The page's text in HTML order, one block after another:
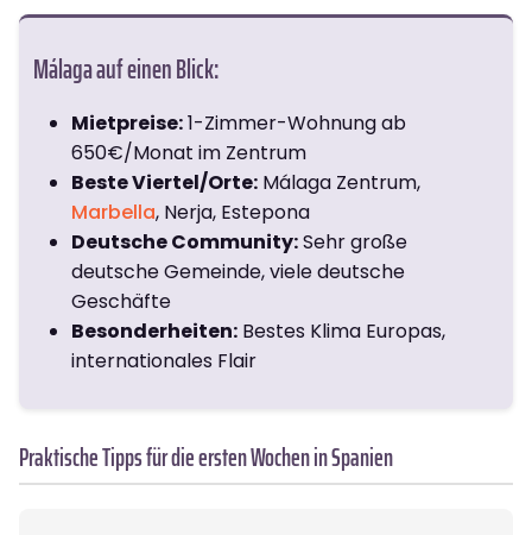
Málaga auf einen Blick:
Mietpreise:1-Zimmer-Wohnung ab
650€/Monat im Zentrum
Beste Viertel/Orte: Málaga Zentrum,
Marbella, Nerja, Estepona
Deutsche Community:Sehr große
deutsche Gemeinde, viele deutsche
Geschäfte
Besonderheiten: Bestes Klima Europas,
internationales Flair
Praktische Tipps für die ersten Wochen in Spanien